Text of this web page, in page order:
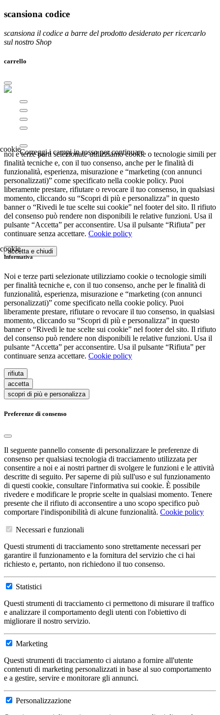
scansiona codice
scansiona il codice a barre del prodotto desiderato per ricercarlo
sul nostro Shop
carrello
Correggi i campi in rosso per continuare
noi e terze parti selezionate utilizziamo cookie o tecnologie simili per
finalità tecniche e, con il tuo consenso, anche per le finalità di
funzionalità, esperienza, misurazione e “marketing (con annunci
personalizzati)” come specificato nella cookie policy. Puoi
liberamente prestare, rifiutare o revocare il tuo consenso, in qualsiasi
momento, cliccando su “Scopri di più e personalizza” in questo
banner o “Rivedi le tue scelte sui cookie” nel footer del sito. Il rifiuto
del consenso può rendere non disponibili le relative funzioni. Usa il
pulsante “Accetta” per acconsentire. Usa il pulsante “Rifiuta” per
continuare senza accettare. Cookie policy
accetta e chiudi
Informativa
Noi e terze parti selezionate utilizziamo cookie o tecnologie simili
per finalità tecniche e, con il tuo consenso, anche per le finalità di
funzionalità, esperienza, misurazione e “marketing (con annunci
personalizzati)” come specificato nella cookie policy. Puoi
liberamente prestare, rifiutare o revocare il tuo consenso, in qualsiasi
momento, cliccando su “Scopri di più e personalizza” in questo
banner o “Rivedi le tue scelte sui cookie” nel footer del sito. Il rifiuto
del consenso può rendere non disponibili le relative funzioni. Usa il
pulsante “Accetta” per acconsentire. Usa il pulsante “Rifiuta” per
continuare senza accettare. Cookie policy
rifiuta
accetta
scopri di più e personalizza
Preferenze di consenso
Il seguente pannello consente di personalizzare le preferenze di
consenso per qualsiasi tecnologia di tracciamento utilizzata per
consentire a noi e ai nostri partner di svolgere le funzioni e le attività
descritte di seguito. Per saperne di più sull'uso e sul funzionamento
di questi cookie, consultare l'informativa sui cookie. È possibile
rivedere e modificare le proprie scelte in qualsiasi momento. Tenere
presente che il rifiuto di acconsentire a uno scopo specifico può
comportare l'indisponibilità di alcune funzionalità. Cookie policy
Necessari e funzionali
Questi strumenti di tracciamento sono strettamente necessari per
garantire il funzionamento e la fornitura del servizio che ci hai
richiesto e, pertanto, non richiedono il tuo consenso.
Statistici
Questi strumenti di tracciamento ci permettono di misurare il traffico
e analizzare il comportamento degli utenti con l'obiettivo di
migliorare il nostro servizio.
Marketing
Questi strumenti di tracciamento ci aiutano a fornire all'utente
contenuti di marketing personalizzati in base al suo comportamento
e a gestire, servire e monitorare gli annunci.
Personalizzazione